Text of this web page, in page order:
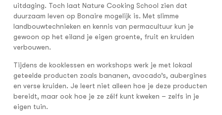
uitdaging. Toch laat Nature Cooking School zien dat
duurzaam leven op Bonaire mogelijk is. Met slimme
landbouwtechnieken en kennis van permacultuur kun je
gewoon op het eiland je eigen groente, fruit en kruiden
verbouwen.
Tijdens de kooklessen en workshops werk je met lokaal
geteelde producten zoals bananen, avocado’s, aubergines
en verse kruiden. Je leert niet alleen hoe je deze producten
bereidt, maar ook hoe je ze zélf kunt kweken – zelfs in je
eigen tuin.